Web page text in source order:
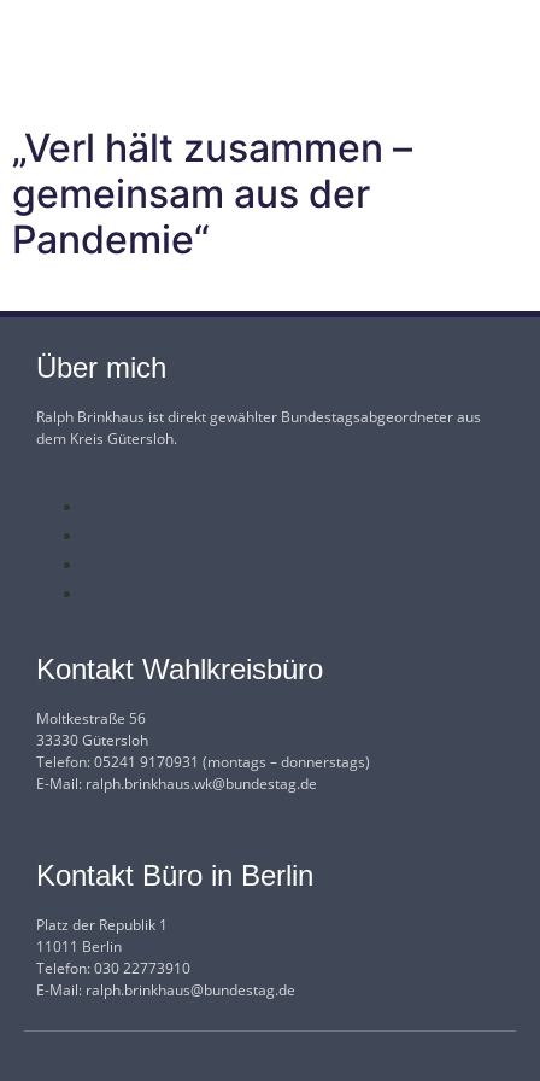
„Verl hält zusammen –
gemeinsam aus der
Pandemie“
Über mich
Ralph Brinkhaus ist direkt gewählter Bundestagsabgeordneter aus
dem Kreis Gütersloh.
Kontakt Wahlkreisbüro
Moltkestraße 56
33330 Gütersloh
Telefon: 05241 9170931 (montags – donnerstags)
E-Mail: ralph.brinkhaus.wk@bundestag.de
Kontakt Büro in Berlin
Platz der Republik 1
11011 Berlin
Telefon: 030 22773910
E-Mail: ralph.brinkhaus@bundestag.de